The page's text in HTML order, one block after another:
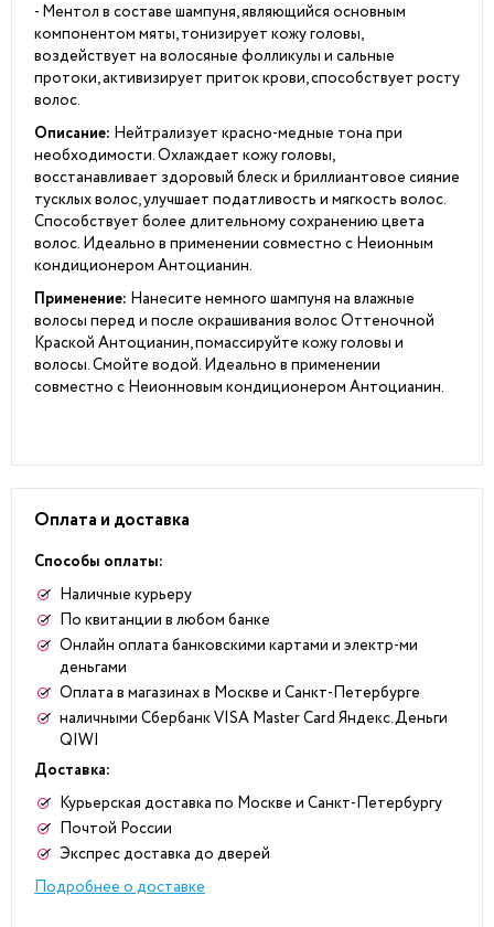
- Ментол в составе шампуня, являющийся основным
компонентом мяты, тонизирует кожу головы,
воздействует на волосяные фолликулы и сальные
протоки, активизирует приток крови, способствует росту
волос.
Описание: Нейтрализует красно-медные тона при
необходимости. Охлаждает кожу головы,
восстанавливает здоровый блеск и бриллиантовое сияние
тусклых волос, улучшает податливость и мягкость волос.
Способствует более длительному сохранению цвета
волос. Идеально в применении совместно с Неионным
кондиционером Антоцианин.
Применение: Нанесите немного шампуня на влажные
волосы перед и после окрашивания волос Оттеночной
Краской Антоцианин, помассируйте кожу головы и
волосы. Смойте водой. Идеально в применении
совместно с Неионновым кондиционером Антоцианин.
Оплата и доставка
Способы оплаты:
Наличные курьеру
По квитанции в любом банке
Онлайн оплата банковскими картами и электр-ми
деньгами
Оплата в магазинах в Москве и Санкт-Петербурге
наличными Сбербанк VISA Master Card Яндекс.Деньги
QIWI
Доставка:
Курьерская доставка по Москве и Санкт-Петербургу
Почтой России
Экспрес доставка до дверей
Подробнее о доставке